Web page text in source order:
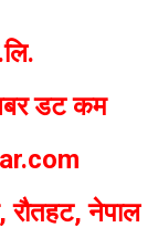
डट कम
रौतहट, नेपाल